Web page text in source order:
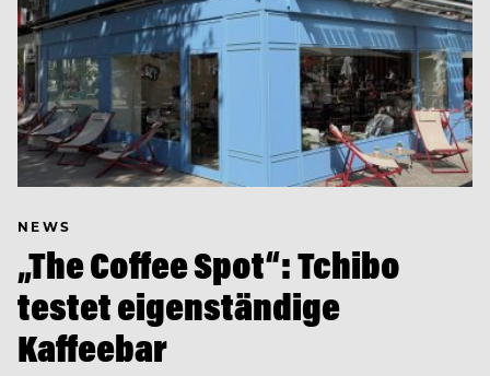
NEWS
„The Coffee Spot“: Tchibo
testet eigenständige
Kaffeebar